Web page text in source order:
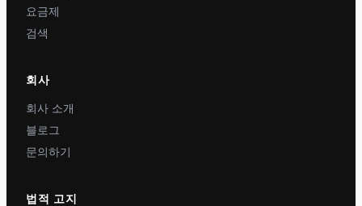
요금제
검색
회사
회사 소개
블로그
문의하기
법적 고지